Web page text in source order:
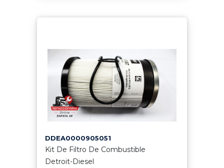
DDEA0000905051
Kit De Filtro De Combustible
Detroit-Diesel